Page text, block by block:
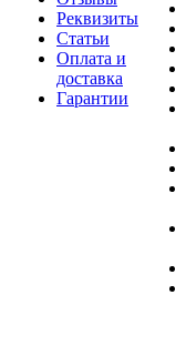
Реквизиты
Статьи
Оплата и
доставка
Гарантии